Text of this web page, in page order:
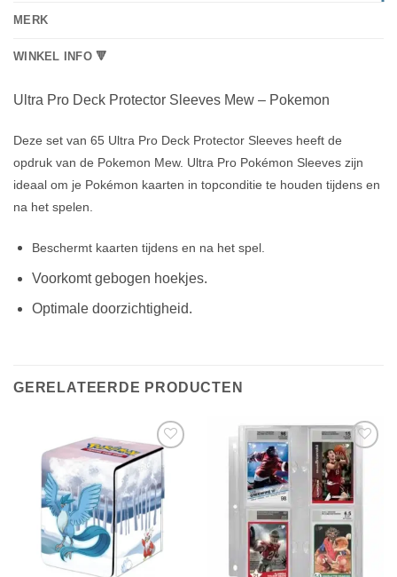
MERK
WINKEL INFO 🔻
Ultra Pro Deck Protector Sleeves Mew – Pokemon
Deze set van 65 Ultra Pro Deck Protector Sleeves heeft de
opdruk van de Pokemon Mew. Ultra Pro Pokémon Sleeves zijn
ideaal om je Pokémon kaarten in topconditie te houden tijdens en
na het spelen.
Beschermt kaarten tijdens en na het spel.
Voorkomt gebogen hoekjes.
Optimale doorzichtigheid.
GERELATEERDE PRODUCTEN